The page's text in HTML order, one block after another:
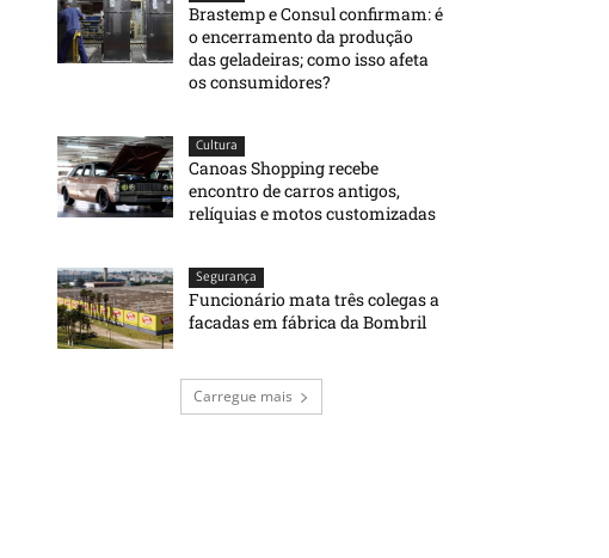
Brastemp e Consul confirmam: é
o encerramento da produção
das geladeiras; como isso afeta
os consumidores?
Cultura
Canoas Shopping recebe
encontro de carros antigos,
relíquias e motos customizadas
Segurança
Funcionário mata três colegas a
facadas em fábrica da Bombril
Carregue mais